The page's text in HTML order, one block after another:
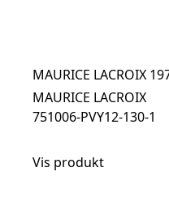
MAURICE LACROIX
MAURICE LACROIX
751006-PVY12-130-1
Vis produkt